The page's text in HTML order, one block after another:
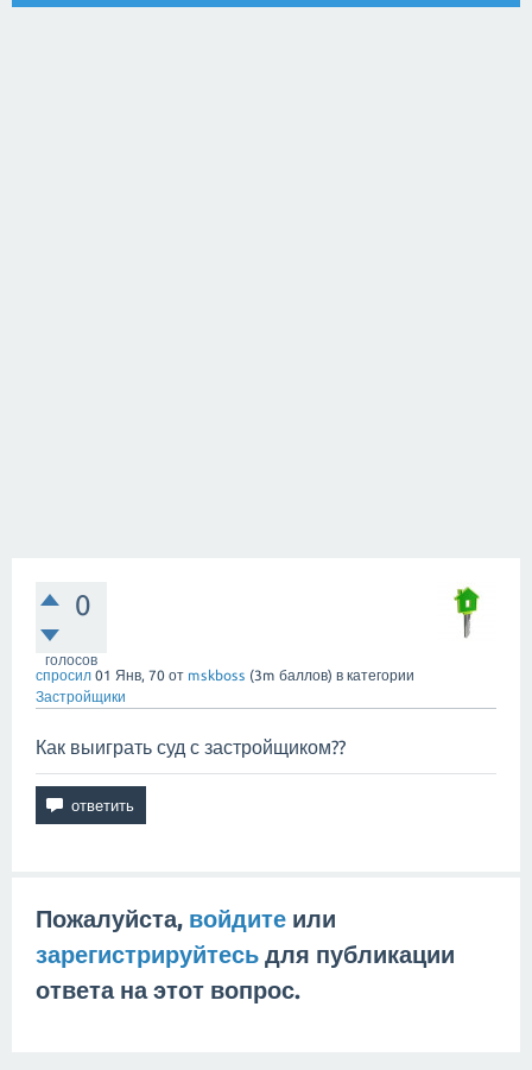
0
голосов
спросил 01 Янв, 70 от mskboss (3m баллов) в категории
Застройщики
Как выиграть суд с застройщиком??
Пожалуйста, войдите или
зарегистрируйтесь для публикации
ответа на этот вопрос.